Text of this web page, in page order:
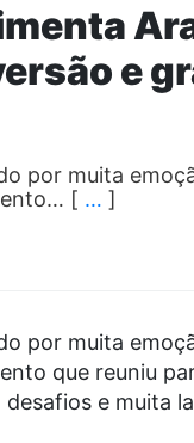
e
por muita
[ … ]
por muita
que reuniu
e muita